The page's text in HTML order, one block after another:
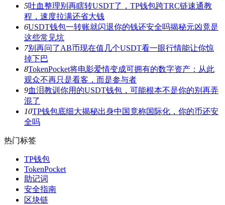
5吐血整理别再瞎转USDT了，TP钱包跨TRC链速通教
程，速度拉满还省大钱
6USDT钱包一转账就闪退你的钱还安全吗揭秘元凶竟是
这些常见坑
7别再问了AB币现在值几个USDT看一眼行情能让你惊
掉下巴
8TokenPocket将电影爱情变成可拥有的数字资产：从此
观众不再只是看客，而是参与者
9血泪教训你用的USDT钱包，可能根本不是你的别再弄
混了
10TP钱包底细大揭秘出身中国竟称国际化，你的币还安
全吗
热门标签
TP钱包
TokenPocket
助记词
安全指南
区块链